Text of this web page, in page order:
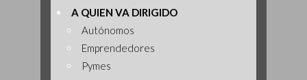
A QUIEN VA DIRIGIDO
Autónomos
Emprendedores
Pymes